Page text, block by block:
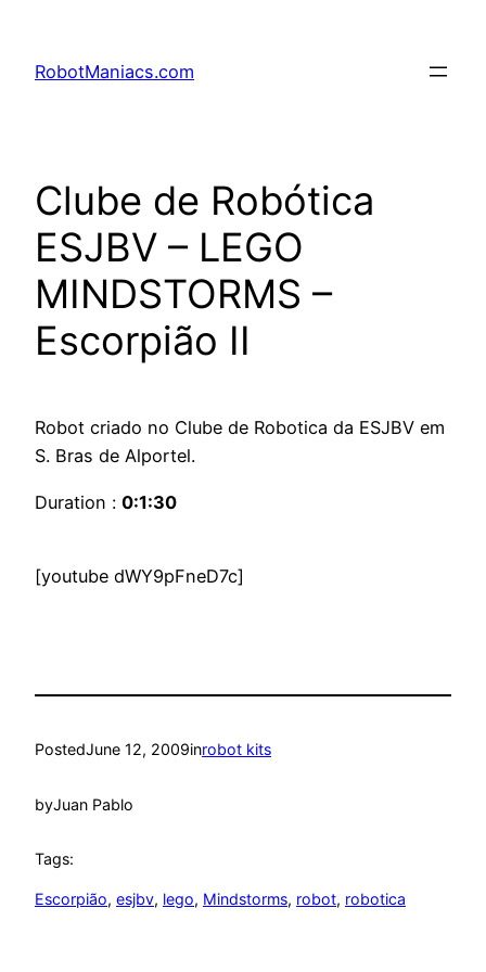
RobotManiacs.com
Clube de Robótica
ESJBV – LEGO
MINDSTORMS –
Escorpião II
Robot criado no Clube de Robotica da ESJBV em
S. Bras de Alportel.
Duration : 0:1:30
[youtube dWY9pFneD7c]
PostedJune 12, 2009inrobot kits
byJuan Pablo
Tags:
Escorpião, esjbv, lego, Mindstorms, robot, robotica